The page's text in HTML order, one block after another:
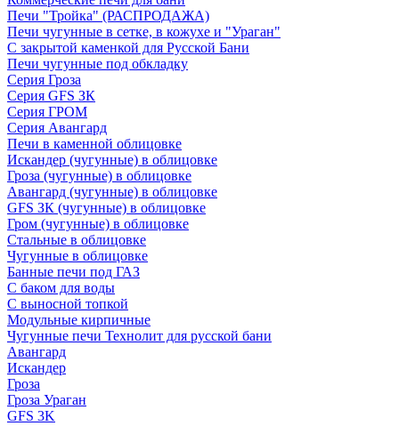
Печи "Тройка" (РАСПРОДАЖА)
Печи чугунные в сетке, в кожухе и "Ураган"
С закрытой каменкой для Русской Бани
Печи чугунные под обкладку
Серия Гроза
Серия GFS ЗК
Серия ГРОМ
Серия Авангард
Печи в каменной облицовке
Искандер (чугунные) в облицовке
Гроза (чугунные) в облицовке
Авангард (чугунные) в облицовке
GFS ЗК (чугунные) в облицовке
Гром (чугунные) в облицовке
Стальные в облицовке
Чугунные в облицовке
Банные печи под ГАЗ
С баком для воды
С выносной топкой
Модульные кирпичные
Чугунные печи Технолит для русской бани
Авангард
Искандер
Гроза
Гроза Ураган
GFS 3K